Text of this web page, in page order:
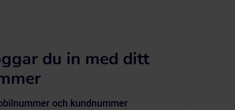
du in med ditt
och kundnummer